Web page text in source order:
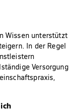
Wissen unterstützt
In der Regel
Versorgung